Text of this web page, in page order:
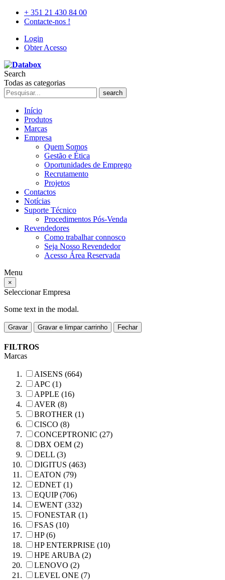
+ 351 21 430 84 00
Contacte-nos !
Login
Obter Acesso
Search
Todas as categorias
search
Início
Produtos
Marcas
Empresa
Quem Somos
Gestão e Ética
Oportunidades de Emprego
Recrutamento
Projetos
Contactos
Notícias
Suporte Técnico
Procedimentos Pós-Venda
Revendedores
Como trabalhar connosco
Seja Nosso Revendedor
Acesso Área Reservada
Menu
×
Seleccionar Empresa
Some text in the modal.
Gravar Gravar e limpar carrinho Fechar
FILTROS
Marcas
AISENS (664)
APC (1)
APPLE (16)
AVER (8)
BROTHER (1)
CISCO (8)
CONCEPTRONIC (27)
DBX OEM (2)
DELL (3)
DIGITUS (463)
EATON (79)
EDNET (1)
EQUIP (706)
EWENT (332)
FONESTAR (1)
FSAS (10)
HP (6)
HP ENTERPRISE (10)
HPE ARUBA (2)
LENOVO (2)
LEVEL ONE (7)